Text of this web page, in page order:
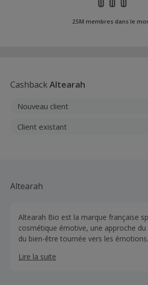
25M membres dans le
CashbackAltearah
Nouveau client
Client existant
Altearah
Altearah Bio est la marque française
cosmétique émotive, une approche
du bien-être tournée vers les émotions. Fondée en 2000,
situé au cœur de la Camargue des
Lire la suite